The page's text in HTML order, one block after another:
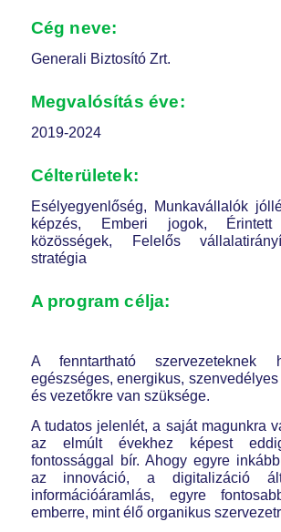
Cég neve:
Generali Biztosító Zrt.
Megvalósítás éve:
2019-2024
Célterületek:
Esélyegyenlőség, Munkavállalók
képzés, Emberi jogok,
közösségek, Felelős
stratégia
A program célja:
A fenntartható szervezeteknek
egészséges, energikus,
és vezetőkre van szüksége.
A tudatos jelenlét, a saját magunkra
az elmúlt évekhez képest
fontossággal bír. Ahogy egyre
az innováció, a digitalizáció
információáramlás, egyre
emberre, mint élő organikus